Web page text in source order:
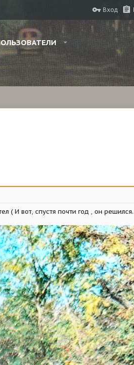
Вход
( И вот, спустя почти год , он решился.